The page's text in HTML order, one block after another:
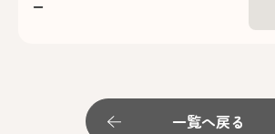
ー
一覧へ戻る